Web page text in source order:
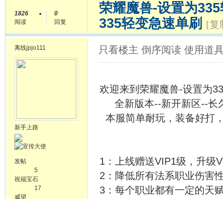
1826
阅读
0
回复
荣耀魔兽-设置为
335轻变急速单刷
[复
离线jpjo111
新手上路
发帖
5
祝福宝石
17
威望
只看楼主 倒序阅读 使用道
欢迎来到荣耀魔兽-设置为
全新版本--新开新区--长
本服简单耐玩，装备好打
1：上线赠送VIP1级，升级
2：降低所有法系职业伤害
3：每个职业都有一定的天